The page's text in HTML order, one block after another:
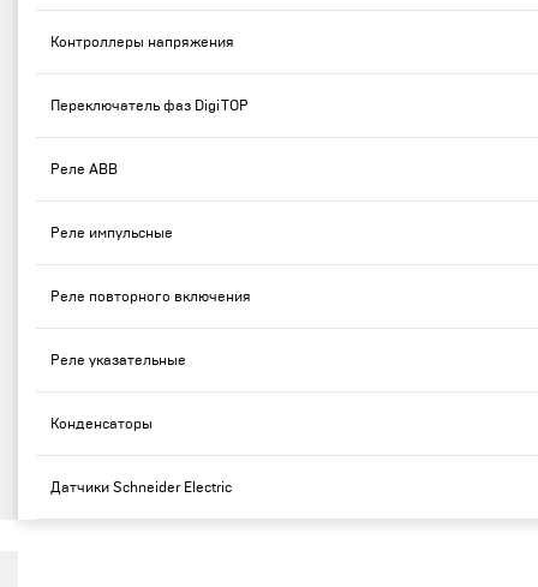
Контроллеры напряжения
Переключатель фаз DigiTOP
Реле ABB
Реле импульсные
Реле повторного включения
Реле указательные
Конденсаторы
Датчики Schneider Electric